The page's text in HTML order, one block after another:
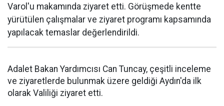
Varol'u makamında ziyaret etti. Görüşmede kentte
yürütülen çalışmalar ve ziyaret programı kapsamında
yapılacak temaslar değerlendirildi.
Adalet Bakan Yardımcısı Can Tuncay, çeşitli inceleme
ve ziyaretlerde bulunmak üzere geldiği Aydın'da ilk
olarak Valiliği ziyaret etti.